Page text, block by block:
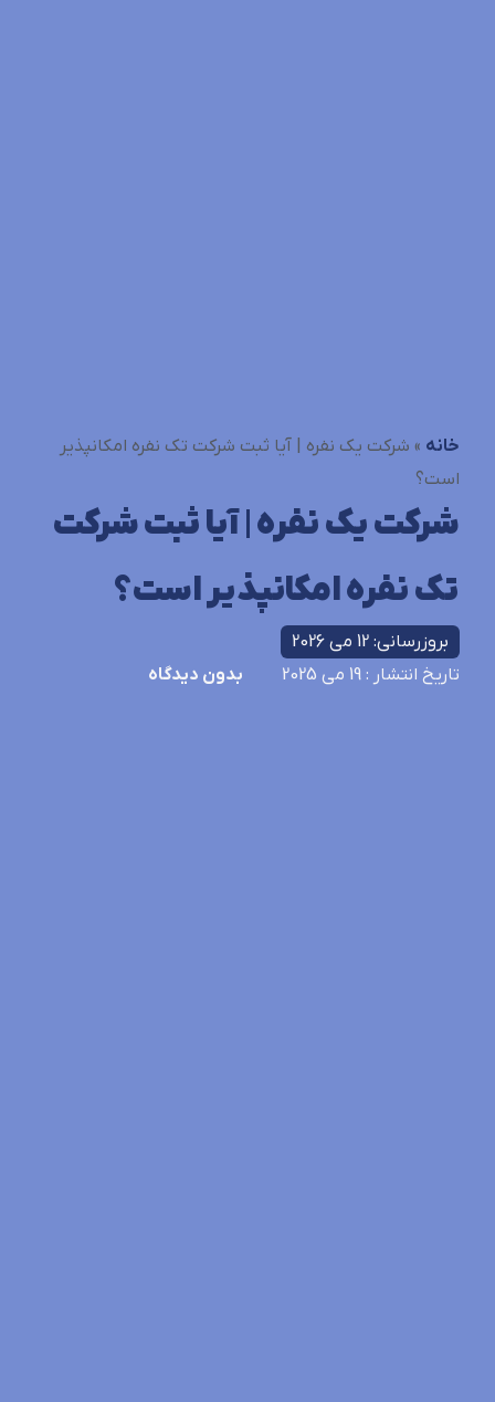
خانه » شرکت یک نفره | آیا ثبت شرکت تک نفره امکانپذیر
است؟
شرکت یک نفره | آیا ثبت شرکت
تک نفره امکانپذیر است؟
بروزرسانی: 12 می 2026
تاریخ انتشار : 19 می 2025 بدون دیدگاه